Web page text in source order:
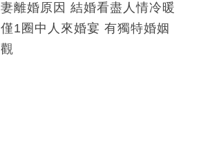
妻離婚原因 結婚看盡人情冷暖
僅1圈中人來婚宴 有獨特婚姻
觀